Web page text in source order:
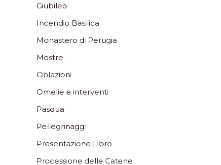
Giubileo
Incendio Basilica
Monastero di Perugia
Mostre
Oblazioni
Omelie e interventi
Pasqua
Pellegrinaggi
Presentazione Libro
Processione delle Catene